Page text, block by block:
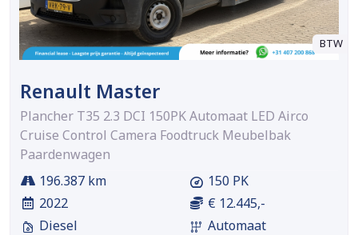
BTW
Renault Master
Plancher T35 2.3 DCI 150PK Automaat LED Airco
Cruise Control Camera Foodtruck Meubelbak
Paardenwagen
196.387 km
2022
Diesel
150 PK
€ 12.445,-
Automaat